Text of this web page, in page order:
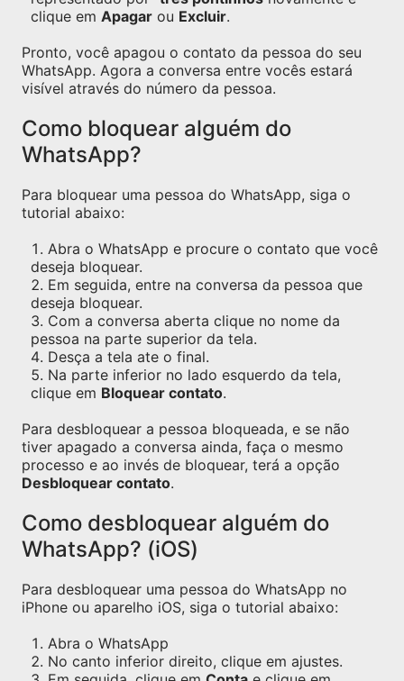
clique em Apagar ou Excluir.
Pronto, você apagou o contato da pessoa do seu
WhatsApp. Agora a conversa entre vocês estará
visível através do número da pessoa.
Como bloquear alguém do
WhatsApp?
Para bloquear uma pessoa do WhatsApp, siga o
tutorial abaixo:
Abra o WhatsApp e procure o contato que você
deseja bloquear.
Em seguida, entre na conversa da pessoa que
deseja bloquear.
Com a conversa aberta clique no nome da
pessoa na parte superior da tela.
Desça a tela ate o final.
Na parte inferior no lado esquerdo da tela,
clique em Bloquear contato.
Para desbloquear a pessoa bloqueada, e se não
tiver apagado a conversa ainda, faça o mesmo
processo e ao invés de bloquear, terá a opção
Desbloquear contato.
Como desbloquear alguém do
WhatsApp? (iOS)
Para desbloquear uma pessoa do WhatsApp no
iPhone ou aparelho iOS, siga o tutorial abaixo:
Abra o WhatsApp
No canto inferior direito, clique em ajustes.